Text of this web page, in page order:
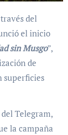
el inicio
sin Musgo”,
de
superficies
Telegram,
la campaña